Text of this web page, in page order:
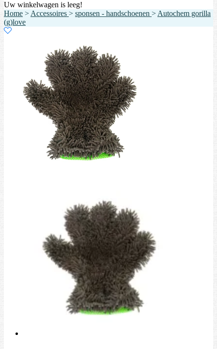
Uw winkelwagen is leeg!
Home > Accessoires > sponsen - handschoenen > Autochem gorilla
(g)love